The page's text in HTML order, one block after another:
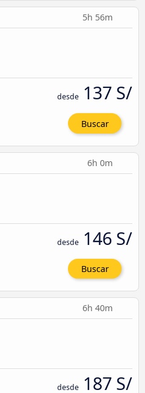
5h 56m
desde 137 S/
Buscar
6h 0m
desde 146 S/
Buscar
6h 40m
desde 187 S/